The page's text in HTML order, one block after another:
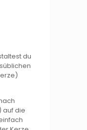
du
auf die